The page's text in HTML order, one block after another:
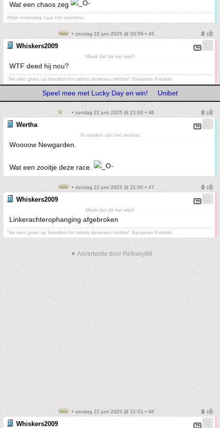
Wat een chaos zeg
Altijd onderweg naar het avontuur
• zondag 22 juni 2025 @ 20:59 • 45
Whiskers2009
Maak dat de kat wijs!!
WTF deed hij nou?
"He who gives up freedom for safety deserves neither" Benjamin Franklin
Speel mee met Lucky Day en win! Unibet
• zondag 22 juni 2025 @ 21:00 • 46
Wertha
Te midden van het moeras
Woooow Newgarden.
Wat een zooitje deze race.
• zondag 22 juni 2025 @ 21:00 • 47
Whiskers2009
Maak dat de kat wijs!!
Linkerachterophanging afgebroken
"He who gives up freedom for safety deserves neither" Benjamin Franklin
▼ Advertentie door Refinery89
• zondag 22 juni 2025 @ 21:01 • 48
Whiskers2009